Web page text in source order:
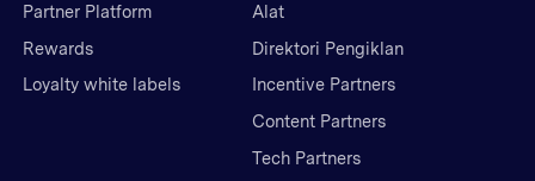
Partner Platform
Rewards
Loyalty white labels
Alat
Direktori Pengiklan
Incentive Partners
Content Partners
Tech Partners